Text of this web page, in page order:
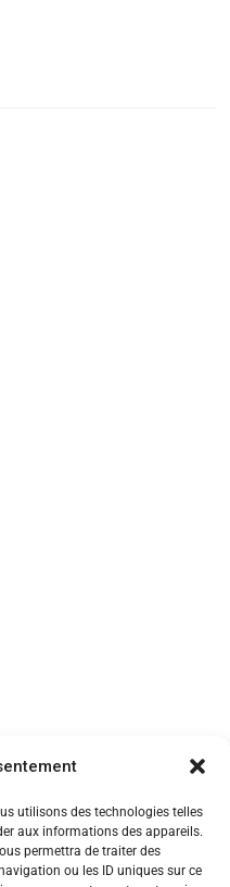
utilisons des technologies telles
aux informations des appareils.
permettra de traiter des
ou les ID uniques sur ce